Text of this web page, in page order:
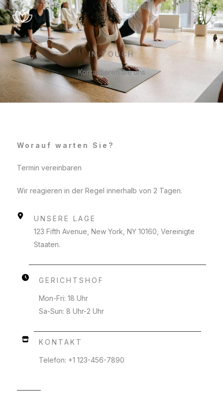
Zum
Inhalt
springen
IN TOUCH
Kontaktieren Sie uns
Worauf warten Sie?
Termin vereinbaren
Wir reagieren in der Regel innerhalb von 2 Tagen.
UNSERE LAGE
123 Fifth Avenue, New York, NY 10160, Vereinigte
Staaten.
GERICHTSHOF
Mon-Fri: 18 Uhr
Sa-Sun: 8 Uhr-2 Uhr
KONTAKT
Telefon: +1 123-456-7890